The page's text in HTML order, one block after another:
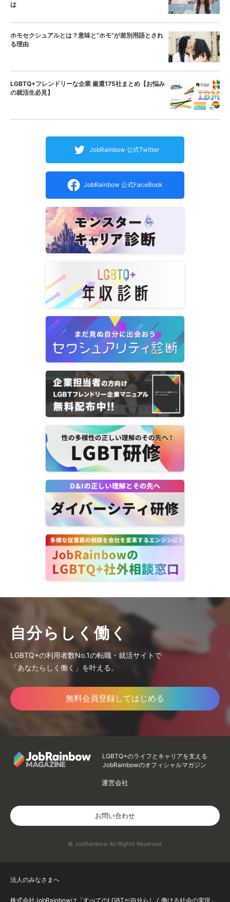
は
ホモセクシュアルとは？意味と”ホモ”が差別用語とされ
る理由
LGBTQ+フレンドリーな企業 厳選175社まとめ【お悩み
の就活生必見】
JobRainbow 公式Twitter
JobRainbow 公式FaceBook
自分らしく働く
LGBTQ+の利用者数No.1の転職・就活サイトで
「あなたらしく働く」を叶える。
無料会員登録してはじめる
LGBTQ+のライフとキャリアを支える
JobRainbowのオフィシャルマガジン
運営会社
お問い合わせ
© JobRainbow All Rights Reserved.
法人のみなさまへ
株式会社JobRainbowは「すべてのLGBTが自分らしく働ける社会の実現」